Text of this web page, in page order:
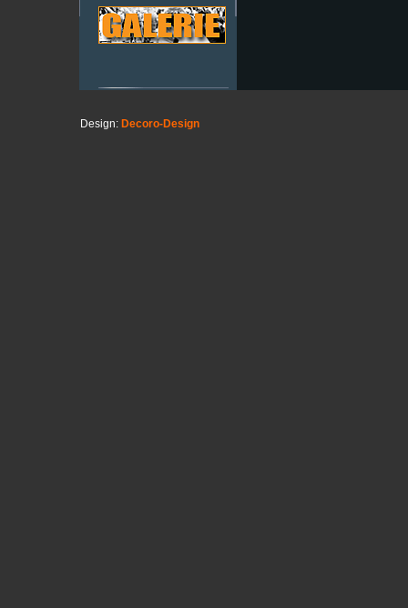
Design: Decoro-Design